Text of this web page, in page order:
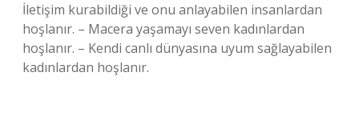
İletişim kurabildiği ve onu anlayabilen insanlardan
hoşlanır. – Macera yaşamayı seven kadınlardan
hoşlanır. – Kendi canlı dünyasına uyum sağlayabilen
kadınlardan hoşlanır.